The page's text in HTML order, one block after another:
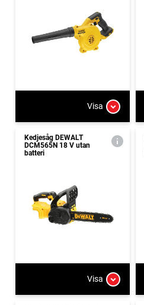
Visa
Kedjesåg DEWALT
DCM565N 18 V utan
batteri
Visa